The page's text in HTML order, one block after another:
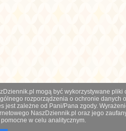
mogą być wykorzystywane
rozporządzenia o ochronie danych
jest zależne od Pani/Pana zgody.
NaszDziennik.pl oraz jego
w celu analitycznym.